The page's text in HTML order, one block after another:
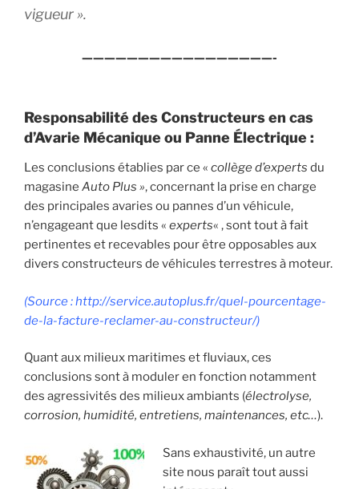
vigueur ».
—————————————————-
Responsabilité des Constructeurs en cas
d’Avarie Mécanique ou Panne Électrique :
Les conclusions établies par ce « collège d’experts du
magasine Auto Plus », concernant la prise en charge
des principales avaries ou pannes d’un véhicule,
n’engageant que lesdits « experts« , sont tout à fait
pertinentes et recevables pour être opposables aux
divers constructeurs de véhicules terrestres à moteur.
(Source : http://service.autoplus.fr/quel-pourcentage-
de-la-facture-reclamer-au-constructeur/)
Quant aux milieux maritimes et fluviaux, ces
conclusions sont à moduler en fonction notamment
des agressivités des milieux ambiants (électrolyse,
corrosion, humidité, entretiens, maintenances, etc…).
Sans exhaustivité, un autre
site nous paraît tout aussi